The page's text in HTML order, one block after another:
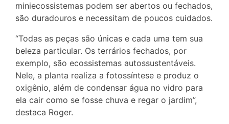
miniecossistemas podem ser abertos ou fechados,
são duradouros e necessitam de poucos cuidados.
“Todas as peças são únicas e cada uma tem sua
beleza particular. Os terrários fechados, por
exemplo, são ecossistemas autossustentáveis.
Nele, a planta realiza a fotossíntese e produz o
oxigênio, além de condensar água no vidro para
ela cair como se fosse chuva e regar o jardim”,
destaca Roger.